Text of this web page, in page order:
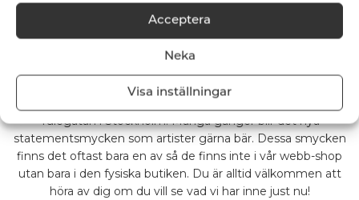
Acceptera
Neka
Visa inställningar
Vi sparar och sorterar trasiga smycken och använder delarna
till nya unika smycken som vår designer gör i vår ateljé på
Tulegatan i Stockholm. Många gånger blir det nya
statementsmycken som artister gärna bär. Dessa smycken
finns det oftast bara en av så de finns inte i vår webb-shop
utan bara i den fysiska butiken. Du är alltid välkommen att
höra av dig om du vill se vad vi har inne just nu!